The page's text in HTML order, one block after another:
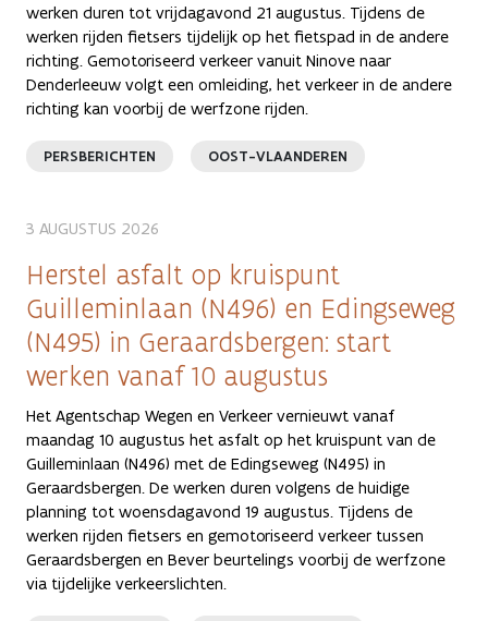
werken duren tot vrijdagavond 21 augustus. Tijdens de
werken rijden fietsers tijdelijk op het fietspad in de andere
richting. Gemotoriseerd verkeer vanuit Ninove naar
Denderleeuw volgt een omleiding, het verkeer in de andere
richting kan voorbij de werfzone rijden.
PERSBERICHTEN OOST-VLAANDEREN
3 AUGUSTUS 2026
Herstel asfalt op kruispunt
Guilleminlaan (N496) en Edingseweg
(N495) in Geraardsbergen: start
werken vanaf 10 augustus
Het Agentschap Wegen en Verkeer vernieuwt vanaf
maandag 10 augustus het asfalt op het kruispunt van de
Guilleminlaan (N496) met de Edingseweg (N495) in
Geraardsbergen. De werken duren volgens de huidige
planning tot woensdagavond 19 augustus. Tijdens de
werken rijden fietsers en gemotoriseerd verkeer tussen
Geraardsbergen en Bever beurtelings voorbij de werfzone
via tijdelijke verkeerslichten.